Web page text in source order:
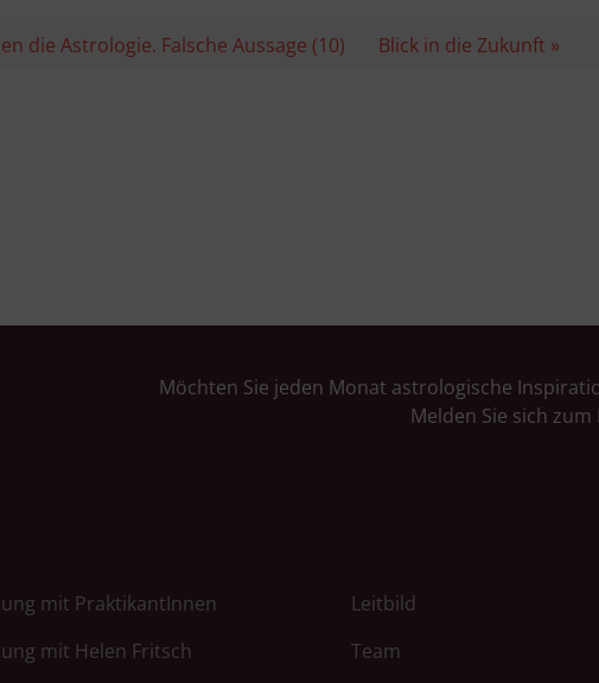
die Astrologie. Falsche Aussage (10) Blick in die Zukunft »
Möchten Sie jeden Monat astrologische
Melden Sie sich
mit PraktikantInnen
mit Helen Fritsch
Leitbild
Team